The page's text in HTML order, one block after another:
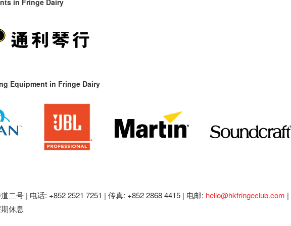
in Fringe Dairy
Equipment in Fringe Dairy
二号 | 电话: +852 2521 7251 | 传真: +852 2868 4415 | 电邮: hello@hkfringeclub.com |
休息